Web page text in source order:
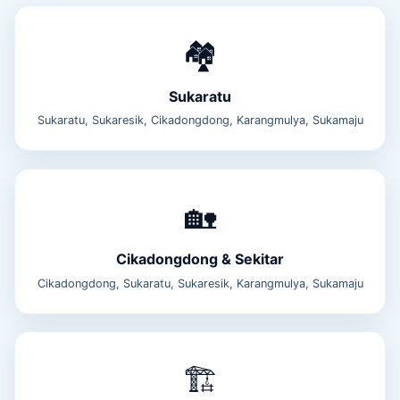
🏘️
Sukaratu
Sukaratu, Sukaresik, Cikadongdong, Karangmulya, Sukamaju
🏡
Cikadongdong & Sekitar
Cikadongdong, Sukaratu, Sukaresik, Karangmulya, Sukamaju
🏗️